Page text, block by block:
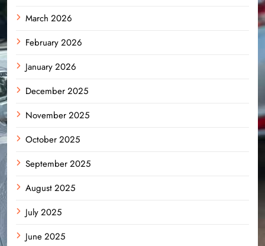
March 2026
February 2026
January 2026
December 2025
November 2025
October 2025
September 2025
August 2025
July 2025
June 2025